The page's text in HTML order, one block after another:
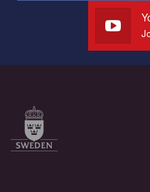
СОГИ в Украине.
Все, что вам нужно сделать